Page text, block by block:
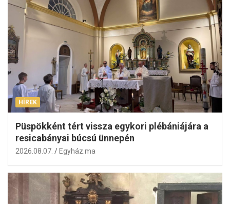
HÍREK
Püspökként tért vissza egykori plébániájára a
resicabányai búcsú ünnepén
2026.08.07. Egyház.ma